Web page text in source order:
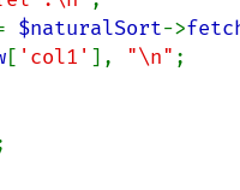
$naturalSort->
[ 'col1' ], "\n" ;